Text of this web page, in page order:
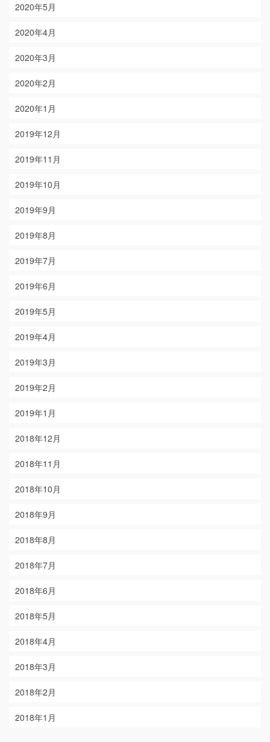
2020年5月
2020年4月
2020年3月
2020年2月
2020年1月
2019年12月
2019年11月
2019年10月
2019年9月
2019年8月
2019年7月
2019年6月
2019年5月
2019年4月
2019年3月
2019年2月
2019年1月
2018年12月
2018年11月
2018年10月
2018年9月
2018年8月
2018年7月
2018年6月
2018年5月
2018年4月
2018年3月
2018年2月
2018年1月